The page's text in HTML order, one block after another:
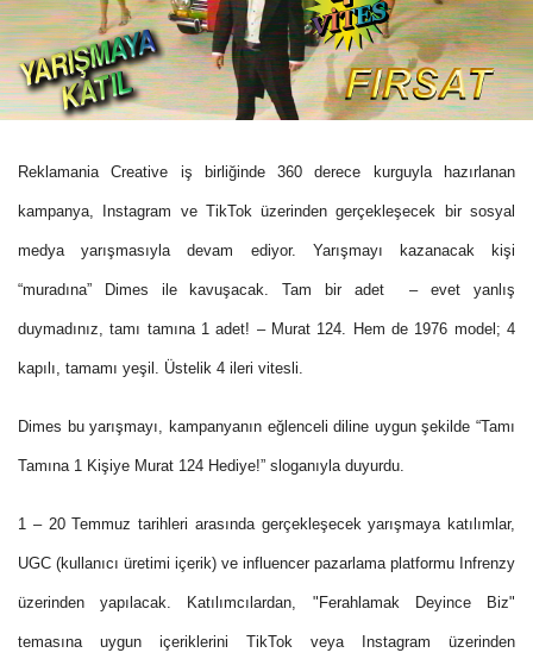
Reklamania Creative iş birliğinde 360 derece kurguyla hazırlanan
kampanya, Instagram ve TikTok üzerinden gerçekleşecek bir sosyal
medya yarışmasıyla devam ediyor. Yarışmayı kazanacak kişi
“muradına” Dimes ile kavuşacak. Tam bir adet – evet yanlış
duymadınız, tamı tamına 1 adet! – Murat 124. Hem de 1976 model; 4
kapılı, tamamı yeşil. Üstelik 4 ileri vitesli.
Dimes bu yarışmayı, kampanyanın eğlenceli diline uygun şekilde “Tamı
Tamına 1 Kişiye Murat 124 Hediye!” sloganıyla duyurdu.
1 – 20 Temmuz tarihleri arasında gerçekleşecek yarışmaya katılımlar,
UGC (kullanıcı üretimi içerik) ve influencer pazarlama platformu Infrenzy
üzerinden yapılacak. Katılımcılardan, "Ferahlamak Deyince Biz"
temasına uygun içeriklerini TikTok veya Instagram üzerinden